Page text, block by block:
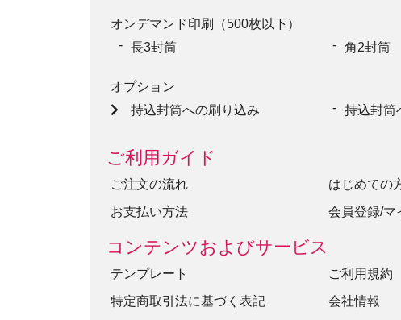
オンデマンド印刷（500枚以下）
長3封筒
角2封筒
オプション
持込封筒への刷り込み
持込封
ご利用ガイド
ご注文の流れ はじめての
お支払い方法
会員登録/マ
コンテンツおよびサービス
テンプレート ご利用規約
特定商取引法に基づく表記
会社情報